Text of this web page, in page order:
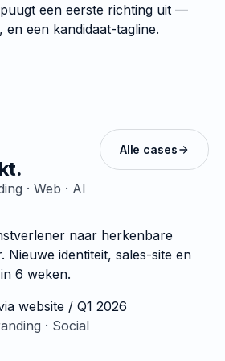
een eerste richting uit —
en een kandidaat-tagline.
Alle cases
· Web · AI
naar herkenbare
Nieuwe identiteit, sales-site en
6 weken.
website / Q1 2026
· Social